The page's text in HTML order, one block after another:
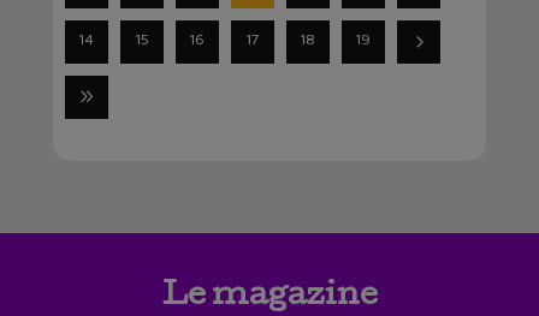
14 15 16 17 18 19
Le magazine